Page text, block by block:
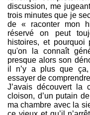
discussion, me
trois minutes que je
de « raconter mon
réservé on peut
histoires, et
qu'on la connaît
presque alors son
il n’y a plus que
essayer de
J’avais découvert la
cloison, d’un putain
ma chambre avec la